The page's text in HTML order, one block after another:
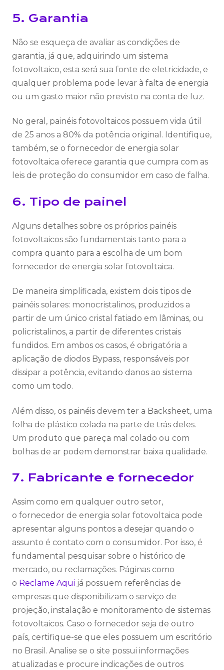
5. Garantia
Não se esqueça de avaliar as condições de
garantia, já que, adquirindo um sistema
fotovoltaico, esta será sua fonte de eletricidade, e
qualquer problema pode levar à falta de energia
ou um gasto maior não previsto na conta de luz.
No geral, painéis fotovoltaicos possuem vida útil
de 25 anos a 80% da potência original. Identifique,
também, se o fornecedor de energia solar
fotovoltaica oferece garantia que cumpra com as
leis de proteção do consumidor em caso de falha.
6. Tipo de painel
Alguns detalhes sobre os próprios painéis
fotovoltaicos são fundamentais tanto para a
compra quanto para a escolha de um bom
fornecedor de energia solar fotovoltaica.
De maneira simplificada, existem dois tipos de
painéis solares: monocristalinos, produzidos a
partir de um único cristal fatiado em lâminas, ou
policristalinos, a partir de diferentes cristais
fundidos. Em ambos os casos, é obrigatória a
aplicação de diodos Bypass, responsáveis por
dissipar a potência, evitando danos ao sistema
como um todo.
Além disso, os painéis devem ter a Backsheet, uma
folha de plástico colada na parte de trás deles.
Um produto que pareça mal colado ou com
bolhas de ar podem demonstrar baixa qualidade.
7. Fabricante e fornecedor
Assim como em qualquer outro setor,
o fornecedor de energia solar fotovoltaica pode
apresentar alguns pontos a desejar quando o
assunto é contato com o consumidor. Por isso, é
fundamental pesquisar sobre o histórico de
mercado, ou reclamações. Páginas como
o Reclame Aqui já possuem referências de
empresas que disponibilizam o serviço de
projeção, instalação e monitoramento de sistemas
fotovoltaicos. Caso o fornecedor seja de outro
país, certifique-se que eles possuem um escritório
no Brasil. Analise se o site possui informações
atualizadas e procure indicações de outros